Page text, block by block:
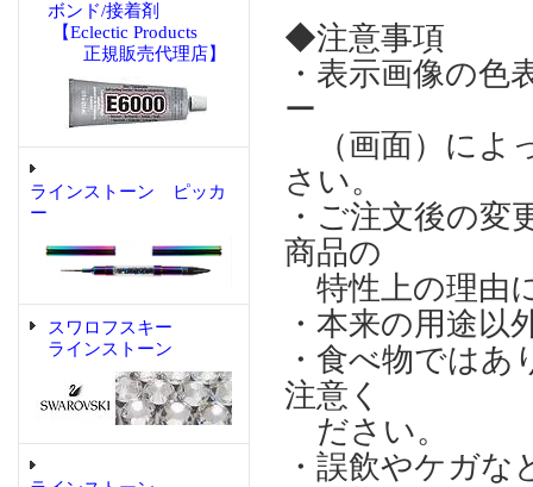
ボンド/接着剤
【Eclectic Products
正規販売代理店】
ラインストーン ピッカ
ー
スワロフスキー
ラインストーン
◆注意事項
・表示画像の
ー
（画面）によ
さい。
・ご注文後の
商品の
特性上の理由
・本来の用途
・食べ物では
注意く
ださい。
・誤飲やケガ